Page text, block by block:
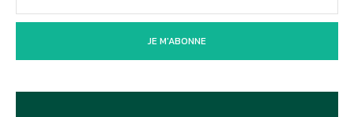
JE M'ABONNE